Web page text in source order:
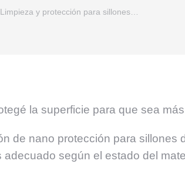
Limpieza y protección para sillones…
la superficie para que sea
de nano protección para sillones
según el estado del